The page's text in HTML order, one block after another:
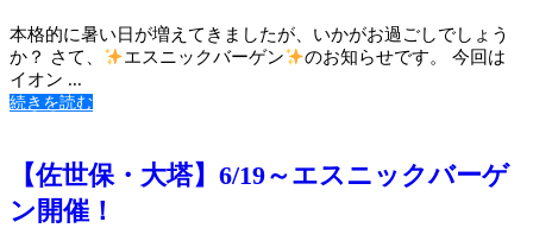
本格的に暑い日が増えてきましたが、いかがお過ごしでしょう
か？ さて、
エスニックバーゲン
のお知らせです。 今回は
イオン ...
続きを読む
【佐世保・大塔】6/19～エスニックバーゲ
ン開催！